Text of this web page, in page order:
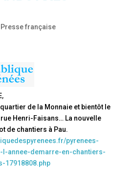
Presse française
,
quartier de la Monnaie et bientôt le
Henri-Faisans… La nouvelle
de chantiers à Pau.
pyrenees-
l-annee-demarre-en-chantiers-
17918808.php